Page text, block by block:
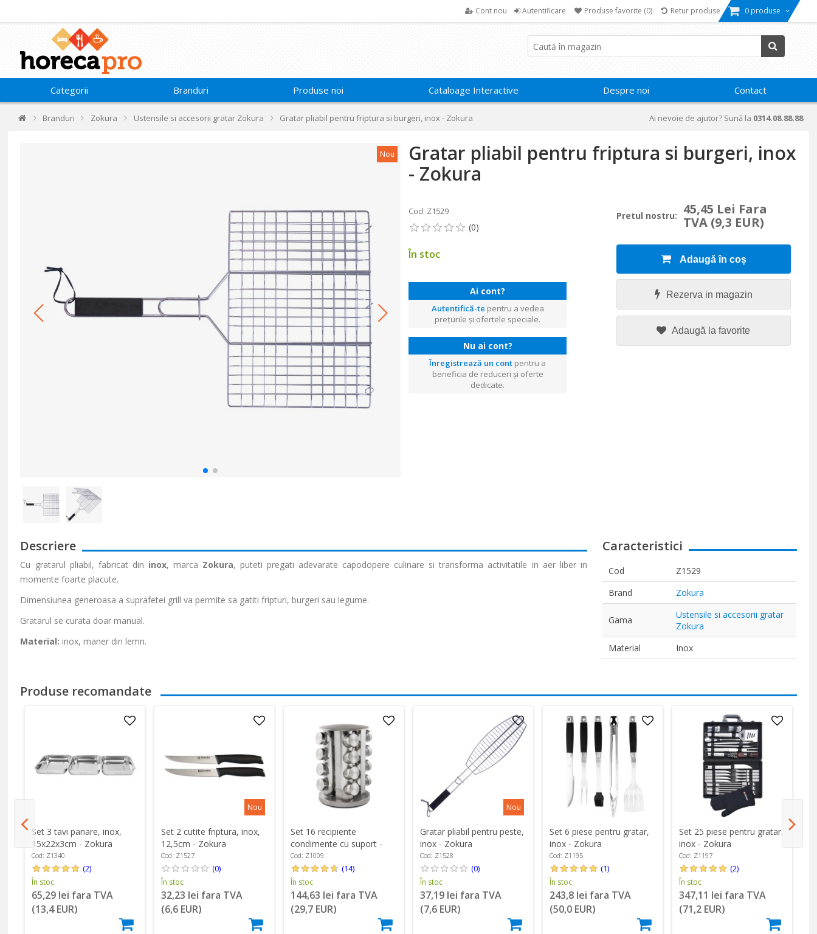
Cont nou Autentificare Produse favorite (0) Retur produse 0 produse
Categorii Branduri Produse noi Cataloage Interactive Despre noi Contact
Branduri Zokura Ustensile si accesorii gratar Zokura Gratar pliabil pentru friptura si burgeri, inox - Zokura Ai nevoie de ajutor? Sună la 0314.08.88.88
Nou
Gratar pliabil pentru friptura si burgeri, inox
- Zokura
Cod: Z1529
În stoc
Ai cont?
Autentifică-te pentru a vedea
prețurile și ofertele speciale.
Nu ai cont?
Înregistrează un cont pentru a
beneficia de reduceri și oferte
dedicate.
Pretul nostru:
45,45 Lei Fara
TVA (9,3 EUR)
Adaugă în coș
Rezerva in magazin
Adaugă la favorite
Descriere
Cu gratarul pliabil, fabricat din inox, marca Zokura, puteti pregati adevarate capodopere culinare si transforma activitatile in aer liber in
momente foarte placute.
Dimensiunea generoasa a suprafetei grill va permite sa gatiti fripturi, burgeri sau legume.
Gratarul se curata doar manual.
Material: inox, maner din lemn.
Caracteristici
Cod
Z1529
Brand
Zokura
Gama
Ustensile si accesorii gratar
Zokura
Material
Inox
Produse recomandate
Set 3 tavi panare, inox,
15x22x3cm - Zokura
Cod: Z1340
(2)
În stoc
65,29 lei fara TVA
(13,4 EUR)
Nou
Set 2 cutite friptura, inox,
12,5cm - Zokura
Cod: Z1527
(0)
În stoc
32,23 lei fara TVA
(6,6 EUR)
Set 16 recipiente
condimente cu suport -
Zokura
Cod: Z1009
(14)
În stoc
144,63 lei fara TVA
(29,7 EUR)
Nou
Gratar pliabil pentru peste,
inox - Zokura
Cod: Z1528
(0)
În stoc
37,19 lei fara TVA
(7,6 EUR)
Set 6 piese pentru gratar,
inox - Zokura
Cod: Z1195
(1)
În stoc
243,8 lei fara TVA
(50,0 EUR)
Set 25 piese pentru gratar,
inox - Zokura
Cod: Z1197
(2)
În stoc
347,11 lei fara TVA
(71,2 EUR)